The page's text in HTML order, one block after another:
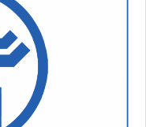
Kế hoạch thông
nhà nước thành phố